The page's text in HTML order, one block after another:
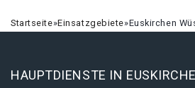
Startseite»Einsatzgebiete»Euskirchen
HAUPTDIENSTE IN